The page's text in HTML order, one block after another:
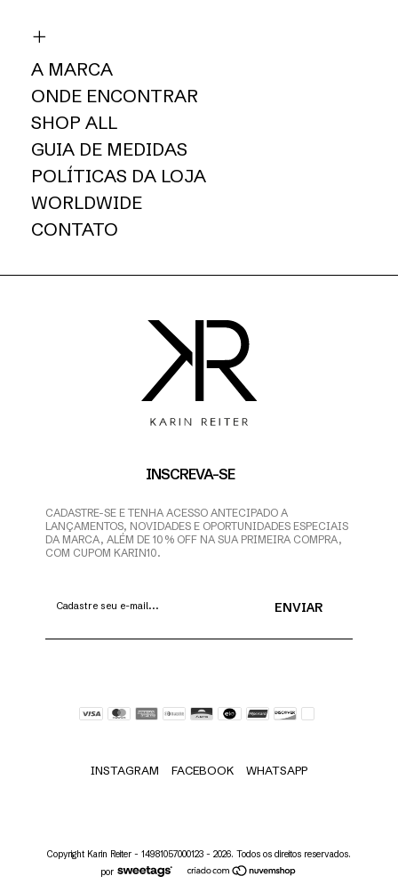
A MARCA
ONDE ENCONTRAR
SHOP ALL
GUIA DE MEDIDAS
POLÍTICAS DA LOJA
WORLDWIDE
CONTATO
INSCREVA-SE
CADASTRE-SE E TENHA ACESSO ANTECIPADO A
LANÇAMENTOS, NOVIDADES E OPORTUNIDADES ESPECIAIS
DA MARCA, ALÉM DE 10% OFF NA SUA PRIMEIRA COMPRA,
COM CUPOM KARIN10.
INSTAGRAM FACEBOOK WHATSAPP
Copyright Karin Reiter - 14981057000123 - 2026. Todos os direitos reservados.
por